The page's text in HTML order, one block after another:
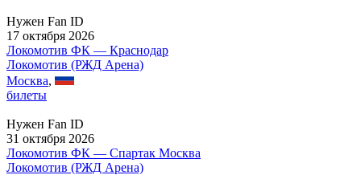
Нужен Fan ID
17 октября 2026
Локомотив ФК — Краснодар
Локомотив (РЖД Арена)
Москва,
билеты
Нужен Fan ID
31 октября 2026
Локомотив ФК — Спартак Москва
Локомотив (РЖД Арена)